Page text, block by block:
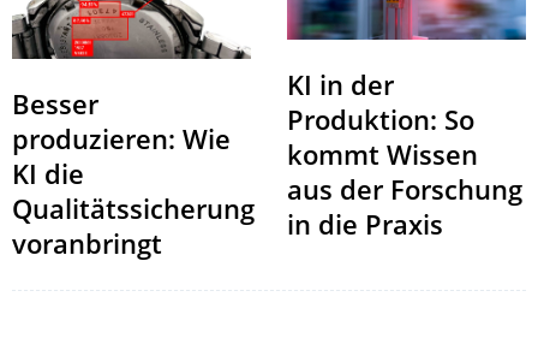
Besser
produzieren: Wie
KI die
Qualitätssicherung
voranbringt
KI in der
Produktion: So
kommt Wissen
aus der Forschung
in die Praxis